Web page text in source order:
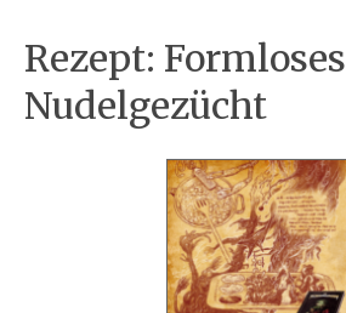
Rezept: Formloses
Nudelgezücht